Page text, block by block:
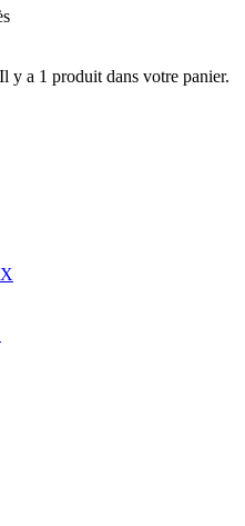
Il y a 1 produit dans votre panier.